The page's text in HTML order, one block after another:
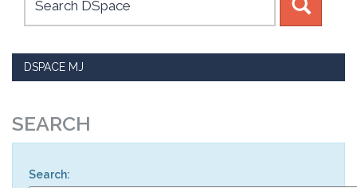
DSPACE MJ
SEARCH
Search: